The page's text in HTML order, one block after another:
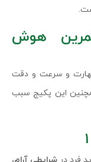
شماره 1 تمرین هوش
مهارت و سرعت و دقت
این پکیج سبب
فرد در شرایطی آرام،